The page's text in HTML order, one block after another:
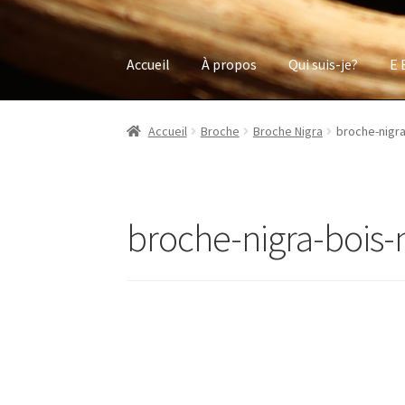
Accueil À propos Qui suis-je? E
Accueil Broche Broche Nigra broche-
broche-nigra-